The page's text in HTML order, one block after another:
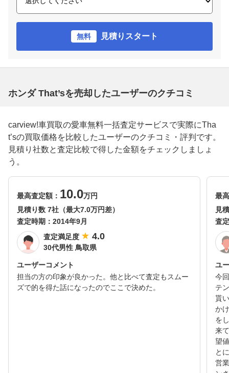
無料 見積りスタート
ホンダ That’sを売却したユーザーのクチコミ
carview!車買取の愛車無料一括査定サービスで実際にTha
t’sの買取価格を比較したユーザーのクチコミ・評判です。
見積り社数と査定比較で得した金額をチェックしましょ
う。
最高査定額： 10.0万円
見積り数 7社（最大7.0万円差）
査定時期： 2014年9月
査定満足度
4.0
30代男性 鳥取県
ユーザーコメント
担当の方の印象が良かった。他と比べて査定もスムー
ズで的を得た話になったのでここで決めた。
最
見
査
ユ
今
テ
貰
か
を
来
望
と
営